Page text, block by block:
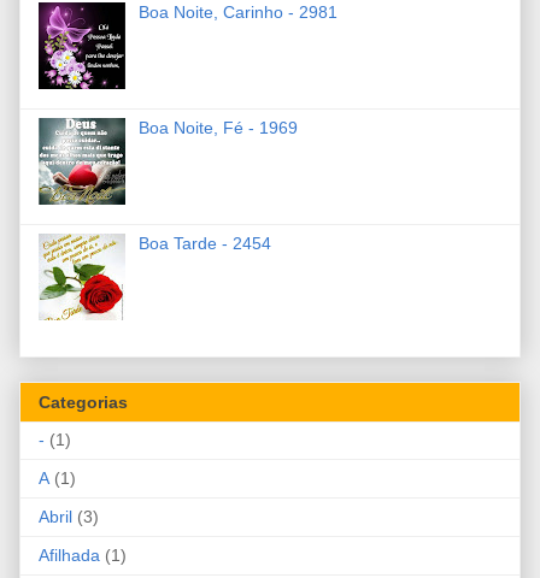
Boa Noite, Carinho - 2981
Boa Noite, Fé - 1969
Boa Tarde - 2454
Categorias
- (1)
A (1)
Abril (3)
Afilhada (1)